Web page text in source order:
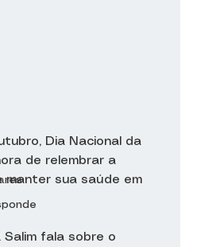
Dia Nacional da
de relembrar a
manter sua saúde em
Salim fala sobre o